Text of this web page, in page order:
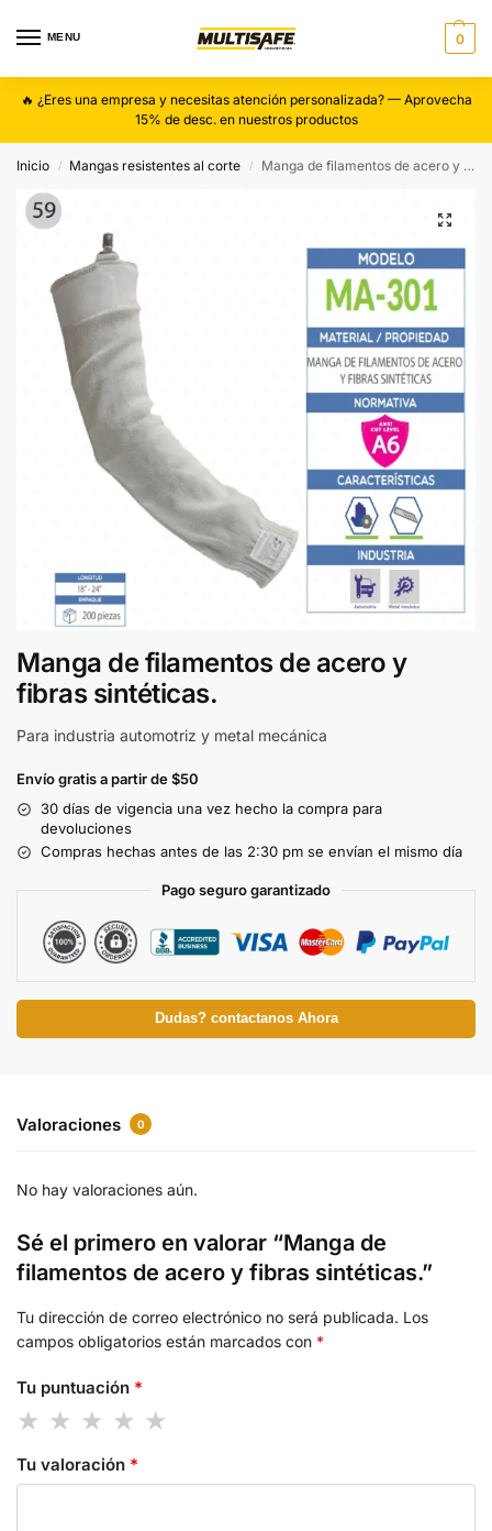
MENU 0
🔥 ¿Eres una empresa y necesitas atención personalizada? — Aprovecha
15% de desc. en nuestros productos
Inicio / Mangas resistentes al corte / Manga de filamentos de acero y fibras sintéticas.
Manga de filamentos de acero y
fibras sintéticas.
Para industria automotriz y metal mecánica
Envío gratis a partir de $50
30 días de vigencia una vez hecho la compra para
devoluciones
Compras hechas antes de las 2:30 pm se envían el mismo día
Pago seguro garantizado
Dudas? contactanos Ahora
Valoraciones 0
No hay valoraciones aún.
Sé el primero en valorar “Manga de
filamentos de acero y fibras sintéticas.”
Tu dirección de correo electrónico no será publicada. Los
campos obligatorios están marcados con *
Tu puntuación *
Tu valoración *